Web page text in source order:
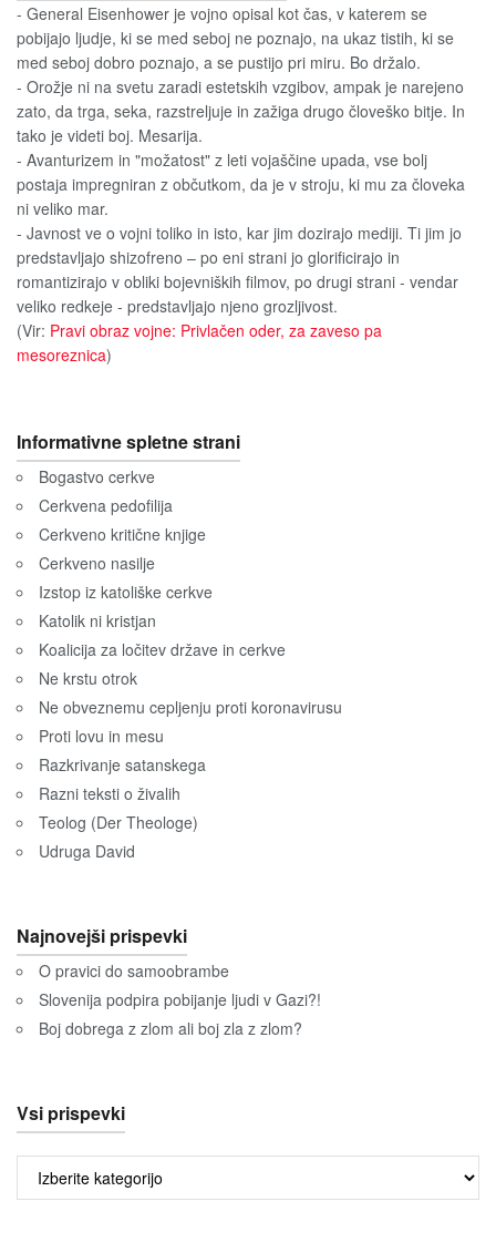
- General Eisenhower je vojno opisal kot čas, v katerem se
pobijajo ljudje, ki se med seboj ne poznajo, na ukaz tistih, ki se
med seboj dobro poznajo, a se pustijo pri miru. Bo držalo.
- Orožje ni na svetu zaradi estetskih vzgibov, ampak je narejeno
zato, da trga, seka, razstreljuje in zažiga drugo človeško bitje. In
tako je videti boj. Mesarija.
- Avanturizem in "možatost" z leti vojaščine upada, vse bolj
postaja impregniran z občutkom, da je v stroju, ki mu za človeka
ni veliko mar.
- Javnost ve o vojni toliko in isto, kar jim dozirajo mediji. Ti jim jo
predstavljajo shizofreno – po eni strani jo glorificirajo in
romantizirajo v obliki bojevniških filmov, po drugi strani - vendar
veliko redkeje - predstavljajo njeno grozljivost.
(Vir: Pravi obraz vojne: Privlačen oder, za zaveso pa
mesoreznica)
Informativne spletne strani
Bogastvo cerkve
Cerkvena pedofilija
Cerkveno kritične knjige
Cerkveno nasilje
Izstop iz katoliške cerkve
Katolik ni kristjan
Koalicija za ločitev države in cerkve
Ne krstu otrok
Ne obveznemu cepljenju proti koronavirusu
Proti lovu in mesu
Razkrivanje satanskega
Razni teksti o živalih
Teolog (Der Theologe)
Udruga David
Najnovejši prispevki
O pravici do samoobrambe
Slovenija podpira pobijanje ljudi v Gazi?!
Boj dobrega z zlom ali boj zla z zlom?
Vsi prispevki
prispevki